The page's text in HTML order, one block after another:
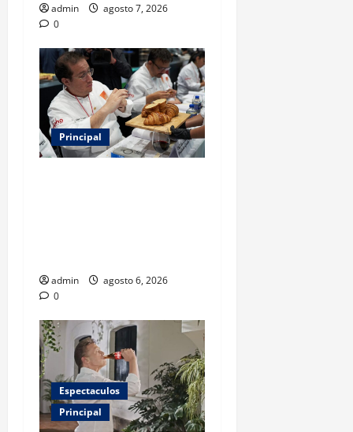
admin
agosto 7, 2026
0
Principal
admin
agosto 6, 2026
0
Espectaculos
Principal